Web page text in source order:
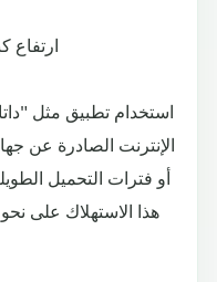
1-
استخدام تطبيق مثل
الإنترنت الصادرة عن
أو فترات التحميل
هذا الاستهلاك على